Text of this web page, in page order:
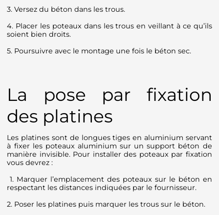
3. Versez du béton dans les trous.
4. Placer les poteaux dans les trous en veillant à ce qu’ils
soient bien droits.
5. Poursuivre avec le montage une fois le béton sec.
La pose par fixation
des platines
Les platines sont de longues tiges en aluminium servant
à fixer les poteaux aluminium sur un support béton de
manière invisible. Pour installer des poteaux par fixation
vous devrez :
1. Marquer l’emplacement des poteaux sur le béton en
respectant les distances indiquées par le fournisseur.
2. Poser les platines puis marquer les trous sur le béton.